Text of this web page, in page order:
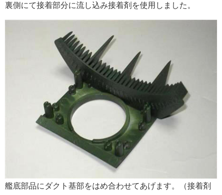
裏側にて接着部分に流し込み接着剤を使用しました。
艦底部品にダクト基部をはめ合わせてあげます。（接着剤